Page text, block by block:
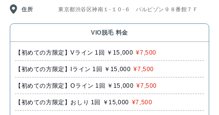
住所 東京都渋谷区神南１‐１０‐６ バルビゾン９８番館７Ｆ
VIO脱毛 料金
【初めての方限定】Vライン 1回 ￥15,000 ¥7,500
【初めての方限定】Iライン 1回 ￥15,000 ¥7,500
【初めての方限定】Oライン 1回 ￥15,000 ¥7,500
【初めての方限定】おしり 1回 ￥15,000 ¥7,500